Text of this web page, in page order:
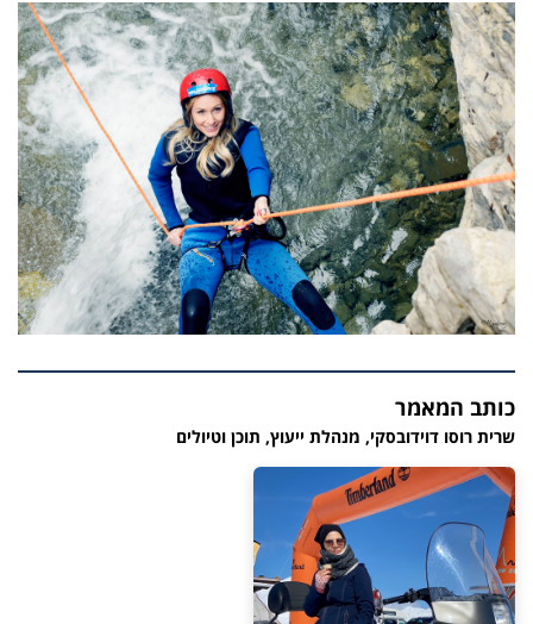
כותב המאמר
שרית רוסו דוידובסקי, מנהלת ייעוץ, תוכן וטיולים